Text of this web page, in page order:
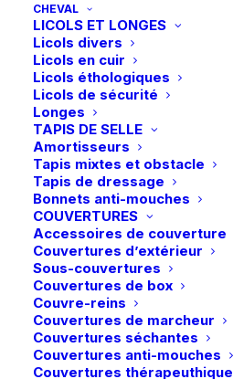
CHEVAL
LICOLS ET LONGES
Licols divers
Licols en cuir
Licols éthologiques
Licols de sécurité
Longes
TAPIS DE SELLE
Amortisseurs
Tapis mixtes et obstacle
Tapis de dressage
Bonnets anti-mouches
COUVERTURES
Accessoires de couverture
Couvertures d’extérieur
Sous-couvertures
Couvertures de box
Couvre-reins
Couvertures de marcheur
Couvertures séchantes
Couvertures anti-mouches
Couvertures thérapeuthique